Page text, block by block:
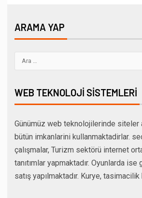
ARAMA YAP
WEB TEKNOLOJI SISTEMLERI
Günümüz web teknolojilerinde siteler
bütün imkanlarini kullanmaktadirlar.
çalışmalar, Turizm sektörü internet
tanıtımlar yapmaktadır. Oyunlarda
satış yapılmaktadır. Kurye,